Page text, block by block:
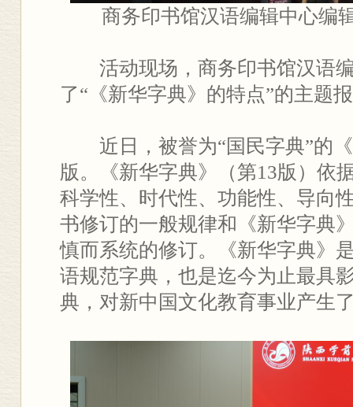
商务印书馆汉语编辑中心编
活动现场，商务印书馆汉语
了“《新华字典》的特点”的主题
近日，被誉为“国民字典”的
版。《新华字典》（第13版）依
科学性、时代性、功能性、导向
书修订的一般规律和《新华字典
慎而系统的修订。《新华字典》
语规范字典，也是迄今为止最具
典，对新中国文化教育事业产生